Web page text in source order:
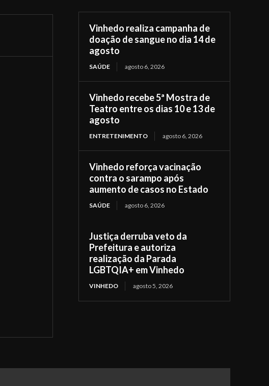
Vinhedo realiza campanha de
doação de sangue no dia 14 de
agosto
SAÚDE agosto 6, 2026
Vinhedo recebe 5ª Mostra de
Teatro entre os dias 10 e 13 de
agosto
ENTRETENIMENTO agosto 6, 2026
Vinhedo reforça vacinação
contra o sarampo após
aumento de casos no Estado
SAÚDE agosto 6, 2026
Justiça derruba veto da
Prefeitura e autoriza
realização da Parada
LGBTQIA+ em Vinhedo
VINHEDO agosto 5, 2026